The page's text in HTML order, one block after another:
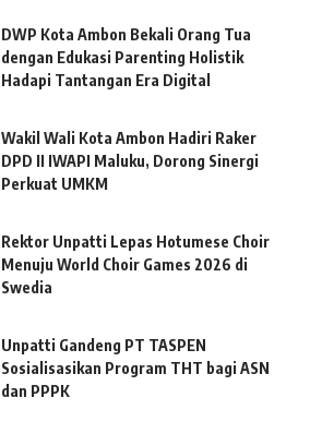
DWP Kota Ambon Bekali Orang Tua
dengan Edukasi Parenting Holistik
Hadapi Tantangan Era Digital
Wakil Wali Kota Ambon Hadiri Raker
DPD II IWAPI Maluku, Dorong Sinergi
Perkuat UMKM
Rektor Unpatti Lepas Hotumese Choir
Menuju World Choir Games 2026 di
Swedia
Unpatti Gandeng PT TASPEN
Sosialisasikan Program THT bagi ASN
dan PPPK